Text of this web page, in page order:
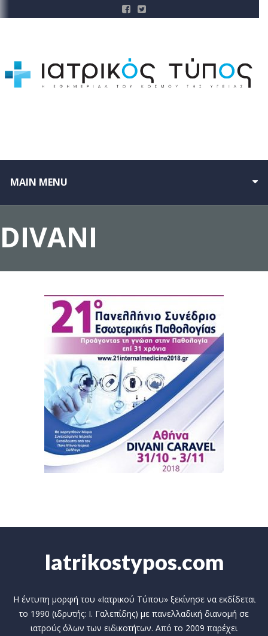
MAIN MENU
DIVANI
Iatrikostypos.com
Η έντυπη μορφή του «Ιατρικού Τύπου» ξεκίνησε να εκδίδεται
το 1990 (ιδρυτής: Ι. Γαλεπίδης) με πανελλαδική διανομή σε
ιατρούς όλων των ειδικοτήτων. Από το 2009 παρέχει